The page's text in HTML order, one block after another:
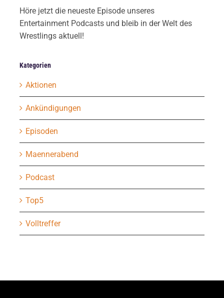
Höre jetzt die neueste Episode unseres
Entertainment Podcasts und bleib in der Welt des
Wrestlings aktuell!
Kategorien
Aktionen
Ankündigungen
Episoden
Maennerabend
Podcast
Top5
Volltreffer